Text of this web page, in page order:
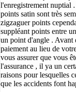
l'enregistrement nuptial
points satin sont très
zigzaguer points
suppléant points entre
un point d'angle . Avant
paiement au lieu de
vous assurer que vous
l'assurance , il ya un
raisons pour lesquelles
que les accidents font